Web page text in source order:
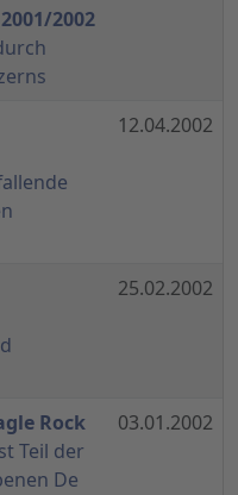
2002
12.04.2002
25.02.2002
Rock
Teil der
De
03.01.2002